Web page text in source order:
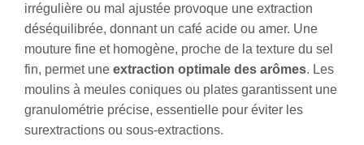
irrégulière ou mal ajustée provoque une extraction
déséquilibrée, donnant un café acide ou amer. Une
mouture fine et homogène, proche de la texture du sel
fin, permet une extraction optimale des arômes. Les
moulins à meules coniques ou plates garantissent une
granulométrie précise, essentielle pour éviter les
surextractions ou sous-extractions.